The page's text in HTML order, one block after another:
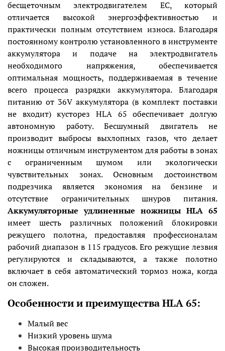
бесщеточным электродвигателем EC, который
отличается высокой энергоэффективностью и
практически полным отсутствием износа. Благодаря
постоянному контролю установленного в инструменте
аккумулятора и подаче на электродвигатель
необходимого напряжения, обеспечивается
оптимальная мощность, поддерживаемая в течение
всего процесса разрядки аккумулятора. Благодаря
питанию от 36V аккумулятора (в комплект поставки
не входит) кусторез HLA 65 обеспечивает долгую
автономную работу. Бесшумный двигатель не
производит выбросы выхлопных газов, что делает
ножницы отличным инструментом для работы в зонах
с ограниченным шумом или экологически
чувствительных зонах. Основным достоинством
подрезчика является экономия на бензине и
отсутствие ограничительных шнуров питания.
Аккумуляторные удлиненные ножницы HLA 65
имеет шесть различных положений блокировки
режущего полотна, предоставляя профессионалам
рабочий диапазон в 115 градусов. Его режущие лезвия
регулируются и складываются, а также полотно
включает в себя автоматический тормоз ножа, когда
он сложен.
Особенности и преимущества HLA 65:
Малый вес
Низкий уровень шума
Высокая производительность